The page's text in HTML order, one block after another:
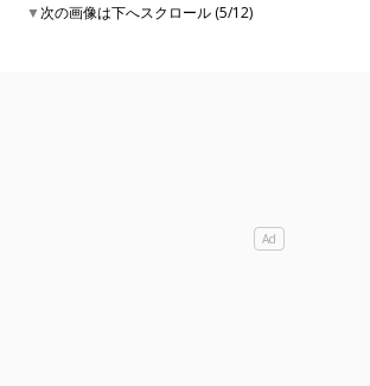
▼次の画像は下へスクロール (5/12)